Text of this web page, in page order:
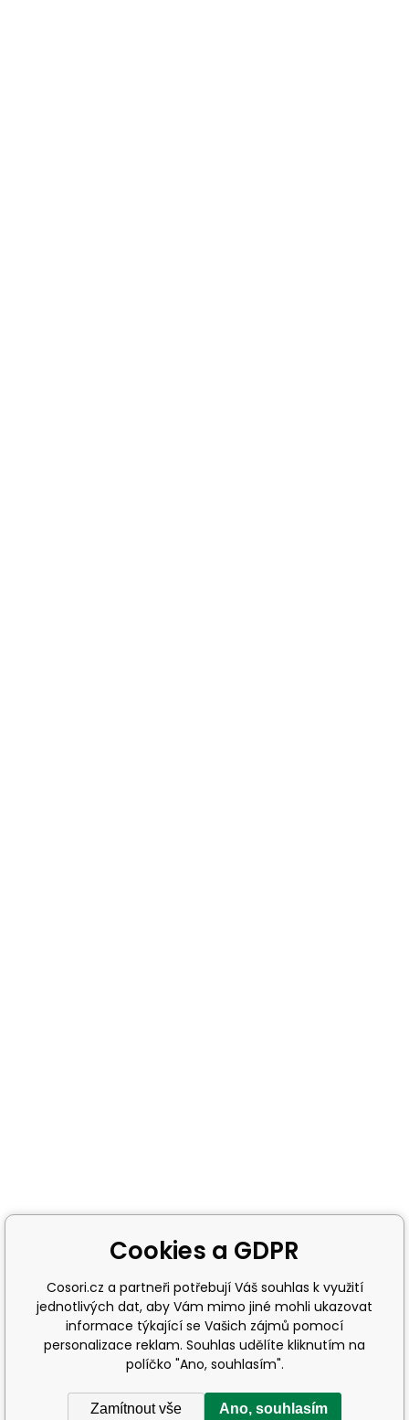
Cookies a GDPR
Cosori.cz a partneři potřebují Váš souhlas k využití
jednotlivých dat, aby Vám mimo jiné mohli ukazovat
informace týkající se Vašich zájmů pomocí
personalizace reklam. Souhlas udělíte kliknutím na
políčko "Ano, souhlasím".
Zamítnout vše Ano, souhlasím